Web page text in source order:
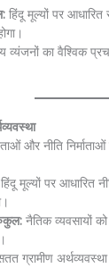
हिंदू मूल्यों पर आधारित
व्यंजनों का वैश्विक
और नीति
मूल्यों पर आधारित
नैतिक व्यवसायों
ग्रामीण